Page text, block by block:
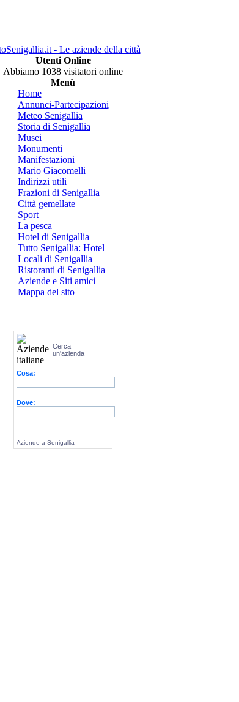
- Le aziende della città
Utenti Online
Abbiamo 1038 visitatori online
Menù
Home
Annunci-Partecipazioni
Meteo Senigallia
Storia di Senigallia
Musei
Monumenti
Manifestazioni
Mario Giacomelli
Indirizzi utili
Frazioni di Senigallia
Città gemellate
Sport
La pesca
Hotel di Senigallia
Tutto Senigallia: Hotel
Locali di Senigallia
Ristoranti di Senigallia
Aziende e Siti amici
Mappa del sito
Cerca
un'azienda
Cosa:
Dove:
Aziende a Senigallia